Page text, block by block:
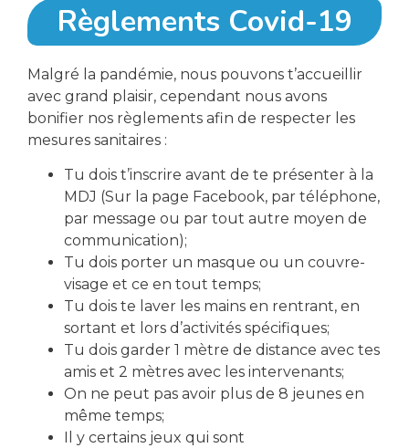
31 mai, 2023
18:00
Local Action Jeunes
télécharger le formulaire d'inscription
Partager cet événement
Règlements Covid-19
Malgré la pandémie, nous pouvons t’accueillir
avec grand plaisir, cependant nous avons
bonifier nos règlements afin de respecter les
mesures sanitaires :
Tu dois t’inscrire avant de te présenter à la
MDJ (Sur la page Facebook, par téléphone,
par message ou par tout autre moyen de
communication);
Tu dois porter un masque ou un couvre-
visage et ce en tout temps;
Tu dois te laver les mains en rentrant, en
sortant et lors d’activités spécifiques;
Tu dois garder 1 mètre de distance avec tes
amis et 2 mètres avec les intervenants;
On ne peut pas avoir plus de 8 jeunes en
même temps;
Il y certains jeux qui sont